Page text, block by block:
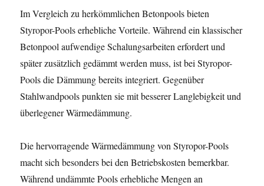
Im Vergleich zu herkömmlichen Betonpools bieten
Styropor-Pools erhebliche Vorteile. Während ein klassischer
Betonpool aufwendige Schalungsarbeiten erfordert und
später zusätzlich gedämmt werden muss, ist bei Styropor-
Pools die Dämmung bereits integriert. Gegenüber
Stahlwandpools punkten sie mit besserer Langlebigkeit und
überlegener Wärmedämmung.
Die hervorragende Wärmedämmung von Styropor-Pools
macht sich besonders bei den Betriebskosten bemerkbar.
Während undämmte Pools erhebliche Mengen an